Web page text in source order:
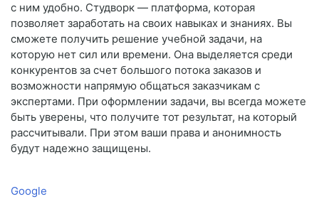
с ним удобно. Студворк — платформа, которая
позволяет заработать на своих навыках и знаниях. Вы
сможете получить решение учебной задачи, на
которую нет сил или времени. Она выделяется среди
конкурентов за счет большого потока заказов и
возможности напрямую общаться заказчикам с
экспертами. При оформлении задачи, вы всегда можете
быть уверены, что получите тот результат, на который
рассчитывали. При этом ваши права и анонимность
будут надежно защищены.
Google